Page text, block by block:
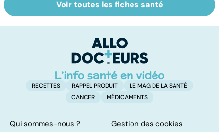
Tout savoir sur
les infections
Inflammation des
amygdales : que
d'angine ?
Voir toutes les fiches santé
RECETTES RAPPEL PRODUIT
LE MAG DE LA SANTÉ
CANCER
MÉDICAMENTS
Qui sommes-nous ?
Gestion des cookies